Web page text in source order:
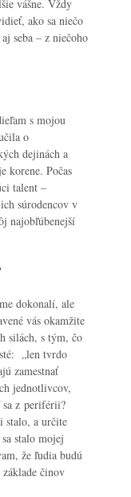
vášne. Vždy
ako sa niečo
seba – z niečoho
s mojou
o
dejinách a
korene. Počas
talent –
súrodencov v
najobľúbenejší
dokonalí, ale
vás okamžite
silách, s tým, čo
„len tvrdo
zamestnať
jednotlivcov,
sa z periférii?
stalo, a určite
stalo mojej
že ľudia budú
činov